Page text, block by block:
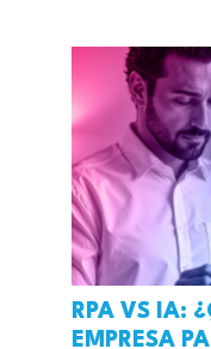
RPA VS IA:
EMPRESA